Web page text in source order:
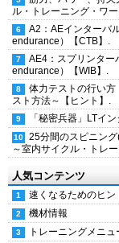
ル・トレーニング・ワ
A2：AEインターバ
endurance）【CTB】.
AE4：スプリンタ
endurance）【WIB】.
体力テストの行い
スト方法～【ヒント】.
「秘密兵器」LTイ
25分間のスピニン
～室内サイクル・トレ
人気コンテンツ
速くなるためのヒン
機材情報
トレーニングメニュ